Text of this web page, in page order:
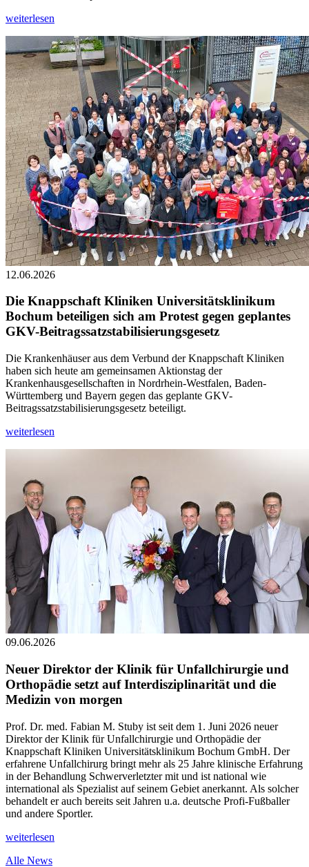
weiterlesen
12.06.2026
Die Knappschaft Kliniken Universitätsklinikum
Bochum beteiligen sich am Protest gegen geplantes
GKV-Beitragssatzstabilisierungsgesetz
Die Krankenhäuser aus dem Verbund der Knappschaft Kliniken
haben sich heute am gemeinsamen Aktionstag der
Krankenhausgesellschaften in Nordrhein-Westfalen, Baden-
Württemberg und Bayern gegen das geplante GKV-
Beitragssatzstabilisierungsgesetz beteiligt.
weiterlesen
09.06.2026
Neuer Direktor der Klinik für Unfallchirurgie und
Orthopädie setzt auf Interdisziplinarität und die
Medizin von morgen
Prof. Dr. med. Fabian M. Stuby ist seit dem 1. Juni 2026 neuer
Direktor der Klinik für Unfallchirurgie und Orthopädie der
Knappschaft Kliniken Universitätsklinikum Bochum GmbH. Der
erfahrene Unfallchirurg bringt mehr als 25 Jahre klinische Erfahrung
in der Behandlung Schwerverletzter mit und ist national wie
international als Spezialist auf seinem Gebiet anerkannt. Als solcher
behandelt er auch bereits seit Jahren u.a. deutsche Profi-Fußballer
und andere Sportler.
weiterlesen
Alle News